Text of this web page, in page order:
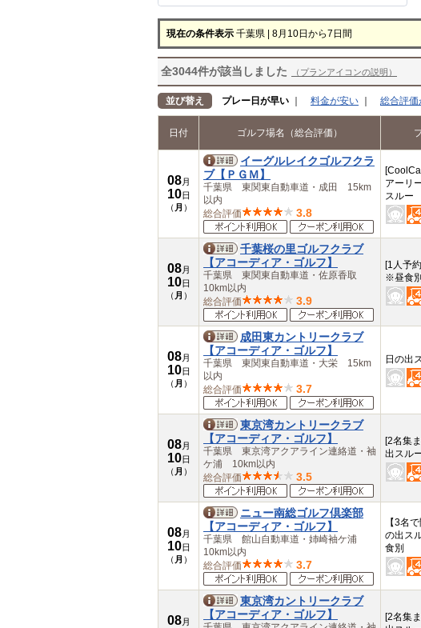
三重県
滋賀県
京都府
大阪府
兵庫県
和歌山県
中国
鳥取県
島根県
岡山県
広島県
山口県
四国
徳島県
香川県
愛媛県
高知県
九州・沖縄
福岡県
佐賀県
長崎県
熊本県
大分県
宮崎県
鹿児島県
沖縄県
現在の条件表示 千葉県 | 8月10日から7日間
全3044件が該当しました （プランアイコンの説明）
並び替え プレー日が早い 料金が安い 総合評価
日付 ゴルフ場名（総合評価）
08月
10日
（ 月 ）
イーグルレイクゴルフクラ
ブ【ＰＧＭ】
千葉県 東関東自動車道・成田 15km
以内
総合評価
3.8
アーリ
スルー
08月
10日
（ 月 ）
千葉桜の里ゴルフクラブ
【アコーディア・ゴルフ】
千葉県 東関東自動車道・佐原香取
10km以内
総合評価
3.9
[1人予
※昼食別
08月
10日
（ 月 ）
成田東カントリークラブ
【アコーディア・ゴルフ】
千葉県 東関東自動車道・大栄 15km
以内
総合評価
3.7
日の出
08月
10日
（ 月 ）
東京湾カントリークラブ
【アコーディア・ゴルフ】
千葉県 東京湾アクアライン連絡道・袖
ケ浦 10km以内
総合評価
3.5
[2名集
出スル
08月
10日
（ 月 ）
ニュー南総ゴルフ倶楽部
【アコーディア・ゴルフ】
千葉県 館山自動車道・姉崎袖ケ浦
10km以内
総合評価
3.7
【3名
の出ス
食別
08月
東京湾カントリークラブ
【アコーディア・ゴルフ】
[2名集